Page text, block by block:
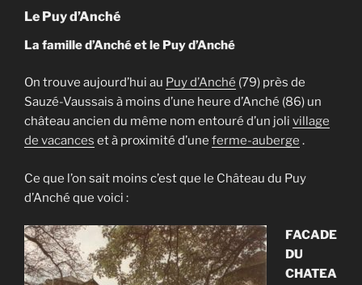
Le Puy d’Anché
La famille d’Anché et le Puy d’Anché
On trouve aujourd’hui au Puy d’Anché (79) près de
Sauzé-Vaussais à moins d’une heure d’Anché (86) un
château ancien du même nom entouré d’un joli village
de vacances et à proximité d’une ferme-auberge .
Ce que l’on sait moins c’est que le Château du Puy
d’Anché que voici :
FACADE
DU
CHATEA